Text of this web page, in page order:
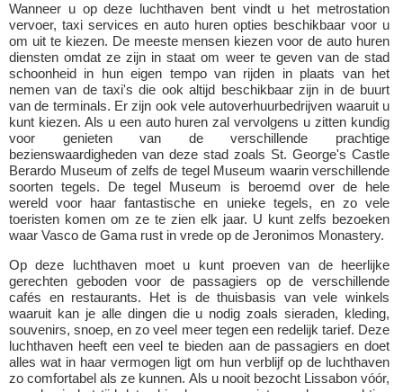
Wanneer u op deze luchthaven bent vindt u het metrostation
vervoer, taxi services en auto huren opties beschikbaar voor u
om uit te kiezen. De meeste mensen kiezen voor de auto huren
diensten omdat ze zijn in staat om weer te geven van de stad
schoonheid in hun eigen tempo van rijden in plaats van het
nemen van de taxi's die ook altijd beschikbaar zijn in de buurt
van de terminals. Er zijn ook vele autoverhuurbedrijven waaruit u
kunt kiezen. Als u een auto huren zal vervolgens u zitten kundig
voor genieten van de verschillende prachtige
bezienswaardigheden van deze stad zoals St. George's Castle
Berardo Museum of zelfs de tegel Museum waarin verschillende
soorten tegels. De tegel Museum is beroemd over de hele
wereld voor haar fantastische en unieke tegels, en zo vele
toeristen komen om ze te zien elk jaar. U kunt zelfs bezoeken
waar Vasco de Gama rust in vrede op de Jeronimos Monastery.
Op deze luchthaven moet u kunt proeven van de heerlijke
gerechten geboden voor de passagiers op de verschillende
cafés en restaurants. Het is de thuisbasis van vele winkels
waaruit kan je alle dingen die u nodig zoals sieraden, kleding,
souvenirs, snoep, en zo veel meer tegen een redelijk tarief. Deze
luchthaven heeft een veel te bieden aan de passagiers en doet
alles wat in haar vermogen ligt om hun verblijf op de luchthaven
zo comfortabel als ze kunnen. Als u nooit bezocht Lissabon vóór,